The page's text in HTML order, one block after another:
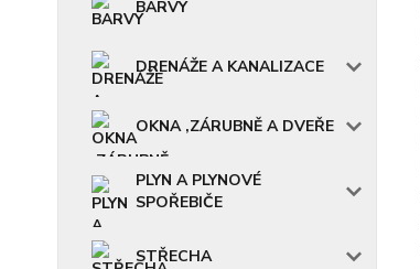
BARVY
DRENÁŽE A KANALIZACE
OKNA ,ZÁRUBNĚ A DVEŘE
PLYN A PLYNOVÉ
SPOŘEBIČE
STŘECHA